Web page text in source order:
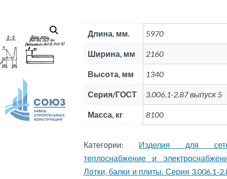
Длина, мм. 5970
Ширина, мм 2160
Высота, мм 1340
Серия/ГОСТ 3.006.1-2.87 выпуск 5
Масса, кг 8100
Категории: Изделия для
теплоснабжение и
Лотки, балки и плиты. Серия 3.006.1-